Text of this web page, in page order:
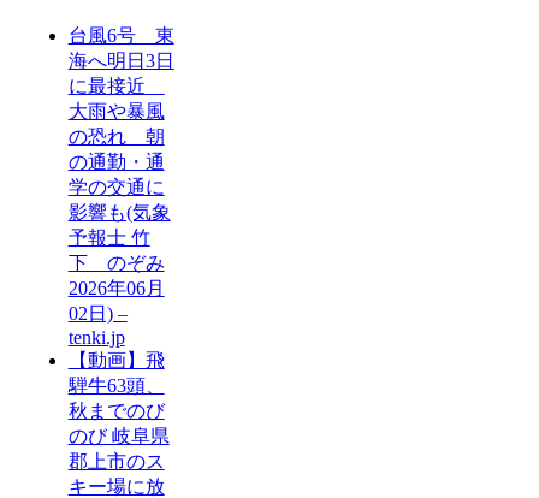
台風6号 東
海へ明日3日
に最接近
大雨や暴風
の恐れ 朝
の通勤・通
学の交通に
影響も(気象
予報士 竹
下 のぞみ
2026年06月
02日) –
tenki.jp
【動画】飛
騨牛63頭、
秋までのび
のび 岐阜県
郡上市のス
キー場に放